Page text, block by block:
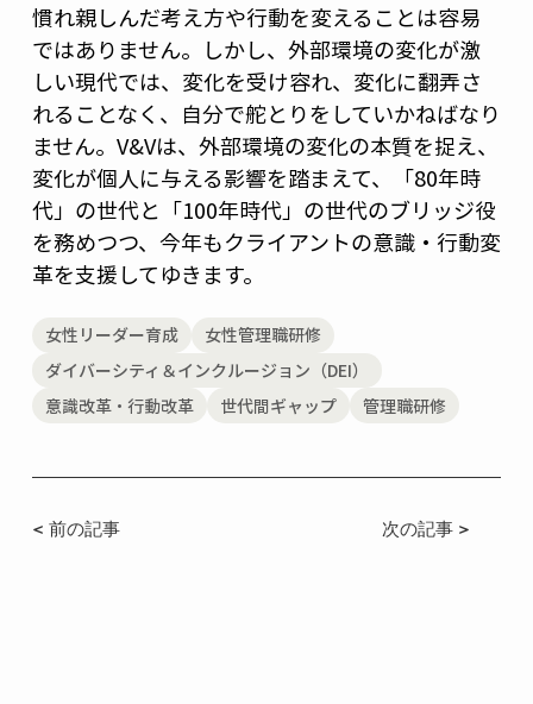
< 前の記事 次の記事 >
女性リーダー育成
女性管理職研修
ダイバーシティ＆インクルージョン（DEI）
意識改革・行動改革
世代間ギャップ 管理職研修
慣れ親しんだ考え方や行動を変えることは容易
ではありません。しかし、外部環境の変化が激
しい現代では、変化を受け容れ、変化に翻弄さ
れることなく、自分で舵とりをしていかねばなり
ません。V&Vは、外部環境の変化の本質を捉え、
変化が個人に与える影響を踏まえて、「80年時
代」の世代と「100年時代」の世代のブリッジ役
を務めつつ、今年もクライアントの意識・行動変
革を支援してゆきます。